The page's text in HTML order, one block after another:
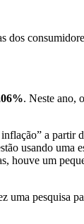
dos
. Neste ano,
a partir
usando uma
houve um
uma pesquisa